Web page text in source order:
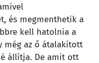
és megmenthetik a
kell hatolnia a
még az ő átalakított
állítja. De amit ott